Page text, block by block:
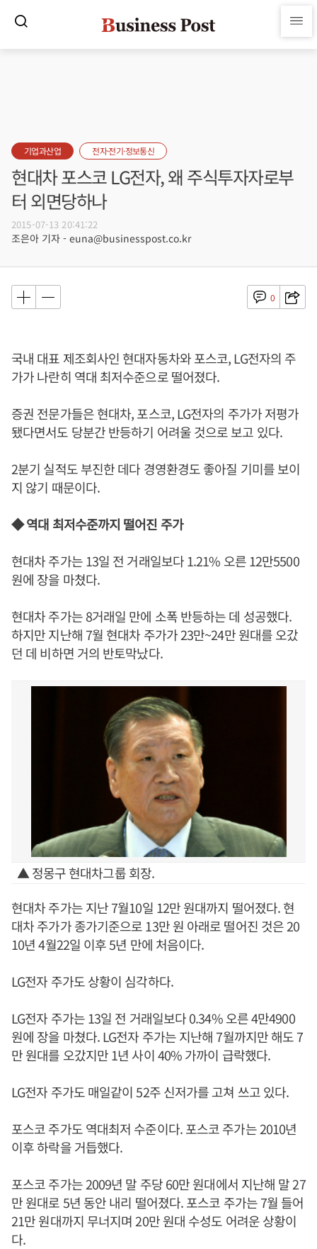
기업과산업 전자·전기·정보통신
현대차 포스코 LG전자, 왜 주식투자자로부
터 외면당하나
2015-07-13 20:41:22
조은아 기자 - euna@businesspost.co.kr
0
국내 대표 제조회사인 현대자동차와 포스코, LG전자의 주
가가 나란히 역대 최저수준으로 떨어졌다.
증권 전문가들은 현대차, 포스코, LG전자의 주가가 저평가
됐다면서도 당분간 반등하기 어려울 것으로 보고 있다.
2분기 실적도 부진한 데다 경영환경도 좋아질 기미를 보이
지 않기 때문이다.
◆ 역대 최저수준까지 떨어진 주가
현대차 주가는 13일 전 거래일보다 1.21% 오른 12만5500
원에 장을 마쳤다.
현대차 주가는 8거래일 만에 소폭 반등하는 데 성공했다.
하지만 지난해 7월 현대차 주가가 23만~24만 원대를 오갔
던 데 비하면 거의 반토막났다.
▲ 정몽구 현대차그룹 회장.
현대차 주가는 지난 7월10일 12만 원대까지 떨어졌다. 현
대차 주가가 종가기준으로 13만 원 아래로 떨어진 것은 20
10년 4월22일 이후 5년 만에 처음이다.
LG전자 주가도 상황이 심각하다.
LG전자 주가는 13일 전 거래일보다 0.34% 오른 4만4900
원에 장을 마쳤다. LG전자 주가는 지난해 7월까지만 해도 7
만 원대를 오갔지만 1년 사이 40% 가까이 급락했다.
LG전자 주가도 매일같이 52주 신저가를 고쳐 쓰고 있다.
포스코 주가도 역대최저 수준이다. 포스코 주가는 2010년
이후 하락을 거듭했다.
포스코 주가는 2009년 말 주당 60만 원대에서 지난해 말 27
만 원대로 5년 동안 내리 떨어졌다. 포스코 주가는 7월 들어
21만 원대까지 무너지며 20만 원대 수성도 어려운 상황이
다.